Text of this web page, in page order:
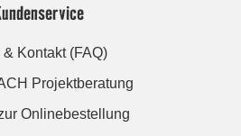
& Kontakt (FAQ)
Projektberatung
Onlinebestellung